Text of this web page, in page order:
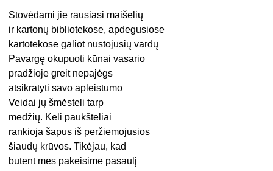
Stovėdami jie rausiasi maišelių
ir kartonų bibliotekose, apdegusiose
kartotekose galiot nustojusių vardų
Pavargę okupuoti kūnai vasario
pradžioje greit nepajėgs
atsikratyti savo apleistumo
Veidai jų šmėsteli tarp
medžių. Keli paukšteliai
rankioja šapus iš peržiemojusios
šiaudų krūvos. Tikėjau, kad
būtent mes pakeisime pasaulį